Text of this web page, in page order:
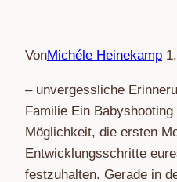
VonMichéle Heinekamp
– unvergessliche
Familie Ein
Möglichkeit, die ersten
Entwicklungsschritte
festzuhalten. Gerade in